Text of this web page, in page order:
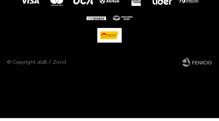
© Copyright 2026 / Zenit